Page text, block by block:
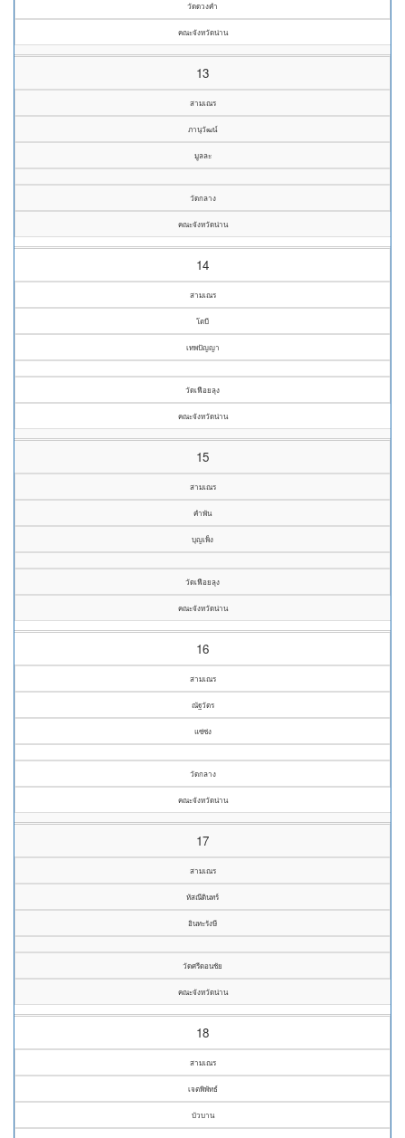
วัดดวงคำ
คณะจังหวัดน่าน
13
สามเณร
ภานุวัฒน์
มูลละ
วัดกลาง
คณะจังหวัดน่าน
14
สามเณร
โตบี
เทพปัญญา
วัดเฟือยลุง
คณะจังหวัดน่าน
15
สามเณร
คำพัน
บุญเพ็ง
วัดเฟือยลุง
คณะจังหวัดน่าน
16
สามเณร
ณัฐวัตร
แซ่ซ่ง
วัดกลาง
คณะจังหวัดน่าน
17
สามเณร
หัสณีดินทร์
อินทะรังษี
วัดศรีดอนชัย
คณะจังหวัดน่าน
18
สามเณร
เจตพิพัทธ์
บัวบาน